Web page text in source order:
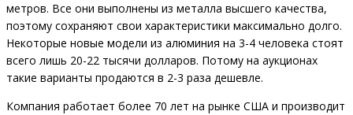
метров. Все они выполнены из металла высшего качества,
поэтому сохраняют свои характеристики максимально долго.
Некоторые новые модели из алюминия на 3-4 человека стоят
всего лишь 20-22 тысячи долларов. Потому на аукционах
такие варианты продаются в 2-3 раза дешевле.
Компания работает более 70 лет на рынке США и производит